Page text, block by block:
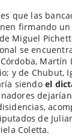
que las
firmando
Miguel
se
Martín
y de Chubut,
siendo el
de
Coletta.